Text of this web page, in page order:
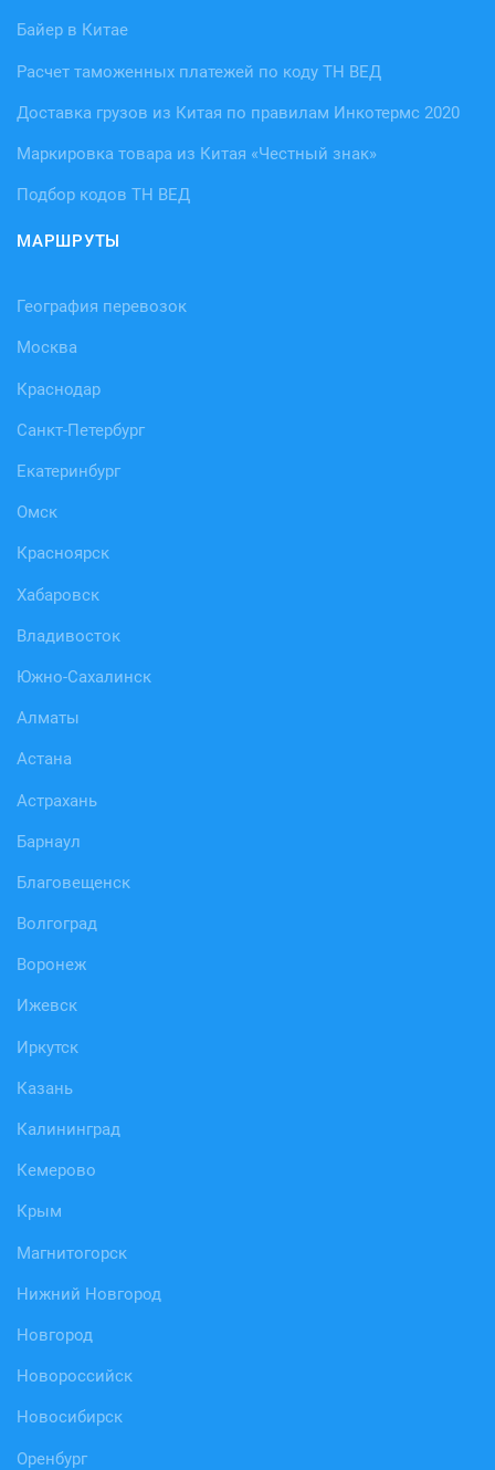
Байер в Китае
Расчет таможенных платежей по коду ТН ВЕД
Доставка грузов из Китая по правилам Инкотермс 2020
Маркировка товара из Китая «Честный знак»
Подбор кодов ТН ВЕД
МАРШРУТЫ
География перевозок
Москва
Краснодар
Санкт-Петербург
Екатеринбург
Омск
Красноярск
Хабаровск
Владивосток
Южно-Сахалинск
Алматы
Астана
Астрахань
Барнаул
Благовещенск
Волгоград
Воронеж
Ижевск
Иркутск
Казань
Калининград
Кемерово
Крым
Магнитогорск
Нижний Новгород
Новгород
Новороссийск
Новосибирск
Оренбург